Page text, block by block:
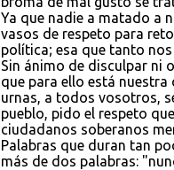
Ya que nadie a matado a
vasos de respeto para
política; esa que tanto
Sin ánimo de disculpar ni
que para ello está nuestra
urnas, a todos vosotros,
pueblo, pido el respeto
ciudadanos soberanos
Palabras que duran tan
más de dos palabras: